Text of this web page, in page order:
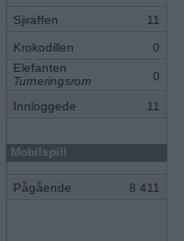
Sjiraffen 11
Krokodillen
0
Elefanten
Turneringsrom
0
Innloggede 11
Mobilspill
Pågående 8 411